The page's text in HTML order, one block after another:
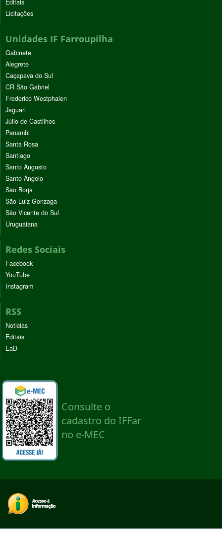
Editais
Licitações
Unidades IF Farroupilha
Gabinete
Alegrete
Caçapava do Sul
CR São Gabriel
Frederico Westphalen
Jaguari
Júlio de Castilhos
Panambi
Santa Rosa
Santiago
Santo Augusto
Santo Ângelo
São Borja
São Luiz Gonzaga
São Vicente do Sul
Uruguaiana
Redes Sociais
Facebook
YouTube
Instagram
RSS
Noticias
Editais
EaD